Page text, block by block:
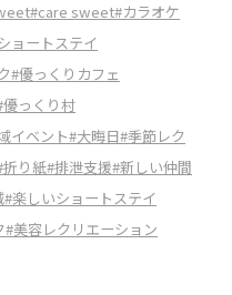
#care sweet#カラオケ
ョートステイ
#優っくりカフェ
優っくり村
イベント#大晦日#季節レク
折り紙#排泄支援#新しい仲間
#楽しいショートステイ
#美容レクリエーション